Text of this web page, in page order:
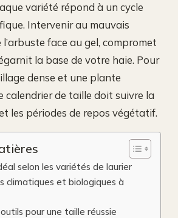
variété répond à un cycle
Intervenir au mauvais
face au gel, compromet
la base de votre haie. Pour
dense et une plante
calendrier de taille doit suivre la
les périodes de repos végétatif.
selon les variétés de laurier
climatiques et biologiques à
pour une taille réussie